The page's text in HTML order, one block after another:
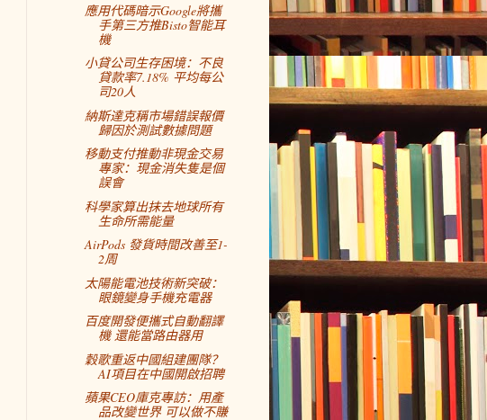
應用代碼暗示Google將攜
手第三方推Bisto智能耳
機
小貸公司生存困境：不良
貸款率7.18% 平均每公
司20人
納斯達克稱市場錯誤報價
歸因於測試數據問題
移動支付推動非現金交易
專家：現金消失隻是個
誤會
科學家算出抹去地球所有
生命所需能量
AirPods 發貨時間改善至1-
2周
太陽能電池技術新突破：
眼鏡變身手機充電器
百度開發便攜式自動翻譯
機 還能當路由器用
穀歌重返中國組建團隊？
AI項目在中國開啟招聘
蘋果CEO庫克專訪：用產
品改變世界 可以做不賺